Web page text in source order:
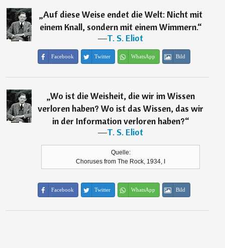
„Auf diese Weise endet die Welt: Nicht mit
einem Knall, sondern mit einem Wimmern.“
―T. S. Eliot
Facebook Twitter WhatsApp Bild
„Wo ist die Weisheit, die wir im Wissen
verloren haben? Wo ist das Wissen, das wir
in der Information verloren haben?“
―T. S. Eliot
Quelle:
Choruses from The Rock, 1934, I
Facebook Twitter WhatsApp Bild